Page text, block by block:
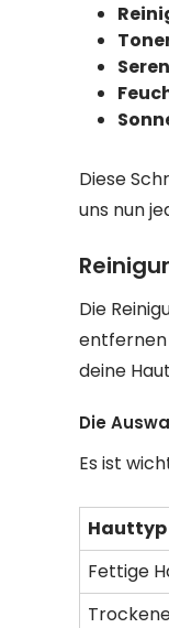
Diese
uns nun
Die
entfernen
deine
Die
Es ist
Hauttyp
Fettige